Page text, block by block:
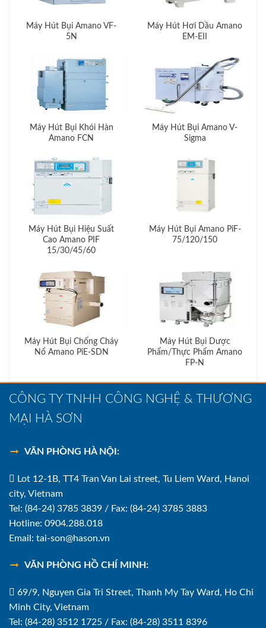
Máy Hút Bụi Amano VF-
5N
Máy Hút Hơi Dầu Amano
EM-EII
Máy Hút Bụi Khói Hàn
Amano FCN
Máy Hút Bụi Amano V-
Sigma
Máy Hút Bụi Hiệu Suất
Cao Amano PIF
15/30/45/60
Máy Hút Bụi Amano PiF-
75/120/150
Máy Hút Bụi Chống Cháy
Nổ Amano PiE-SDN
Máy Hút Bụi Dược
Phẩm/Thực Phẩm Amano
FP-N
CÔNG TY TNHH CÔNG NGHỆ & THƯƠNG
MẠI HÀ SƠN
VĂN PHÒNG HÀ NỘI:
Lot 12-1B, TT4 Tran Van Lai street, Tu Liem Ward, Hanoi
city, Vietnam
Tel: (84-24) 3785 3839 / Fax: (84-24) 3785 3883
Hotline: 0904.288.018
Email: tai-son@hason.vn
VĂN PHÒNG HỒ CHÍ MINH:
69/9, Nguyen Gia Tri Street, Thanh My Tay Ward, Ho Chi
Minh City, Vietnam
Tel: (84-28) 3512 1725 / Fax: (84-28) 3511 8396